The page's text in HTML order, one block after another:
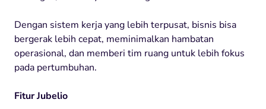
Dengan sistem kerja yang lebih terpusat, bisnis bisa
bergerak lebih cepat, meminimalkan hambatan
operasional, dan memberi tim ruang untuk lebih fokus
pada pertumbuhan.
Fitur Jubelio